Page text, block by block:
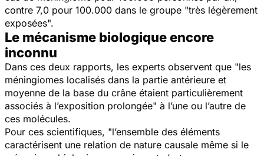
contre 7,0 pour 100.000 dans le groupe "très légèrement
exposées".
Le mécanisme biologique encore
inconnu
Dans ces deux rapports, les experts observent que "les
méningiomes localisés dans la partie antérieure et
moyenne de la base du crâne étaient particulièrement
associés à l’exposition prolongée" à l’une ou l’autre de
ces molécules.
Pour ces scientifiques, "l’ensemble des éléments
caractérisent une relation de nature causale même si le